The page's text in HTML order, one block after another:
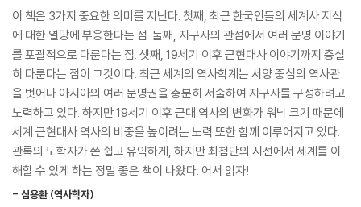
--- p.369
그 시절에 77세까지 산다는 건 어려운 일입니다. 루이 14세가 장수할 수
있던 이유는 따지고 보면 몸이 건강했기 때문입니다. 제멋대로 살았을 것
같아도 자신을 엄격하게 단속하고 있었으며 질서와 규율이 베르사유 궁정
생활을 일관되게 만들었습니다. 더 넓게 말하면, 이것은 프랑스 정신의 발
현입니다.
--- p.397
불과 반세기 전인 엘리자베스 시대는 국민의 의욕이 타오르고 무엇에든 명
서 비롯된다는 사실을 점점 더 깨닫고 있기 때문이다. 또한, 해외 여행과 문
화 체험이 일상이 되면서 낯선 도시의 유적을 앞에 두고 과거를 알지 못해
머뭇거리는 경험도 흔해졌다.
이런 시대적 흐름 속에서 세계사는 학창시절의 선택 과목을 넘어 실생활과
직결된 살아 있는 지식으로 주목받고 있다. 작가 리처드 폴 에반스는 “세계
사를 공부할수록 인간이 얼마나 변하지 않았는지 깨닫는다. 새로운 대본은
없고 배우가 다를 뿐이다”라고 말했다. 그 말처럼 《인생 처음으로 세계사
가 재밌다》는 눈앞의 현실을 역사적 관점에서 조망할 수 있도록 당신의 시
이 책은 3가지 중요한 의미를 지닌다. 첫째, 최근 한국인들의 세계사 지식
에 대한 열망에 부응한다는 점. 둘째, 지구사의 관점에서 여러 문명 이야기
를 포괄적으로 다룬다는 점. 셋째, 19세기 이후 근현대사 이야기까지 충실
히 다룬다는 점이 그것이다. 최근 세계의 역사학계는 서양 중심의 역사관
을 벗어나 아시아의 여러 문명권을 충분히 서술하여 지구사를 구성하려고
노력하고 있다. 하지만 19세기 이후 근대 역사의 변화가 워낙 크기 때문에
세계 근현대사 역사의 비중을 높이려는 노력 또한 함께 이루어지고 있다.
관록의 노학자가 쓴 쉽고 유익하게, 하지만 최첨단의 시선에서 세계를 이
해할 수 있게 하는 정말 좋은 책이 나왔다. 어서 읽자!
- 심용환 (역사학자)